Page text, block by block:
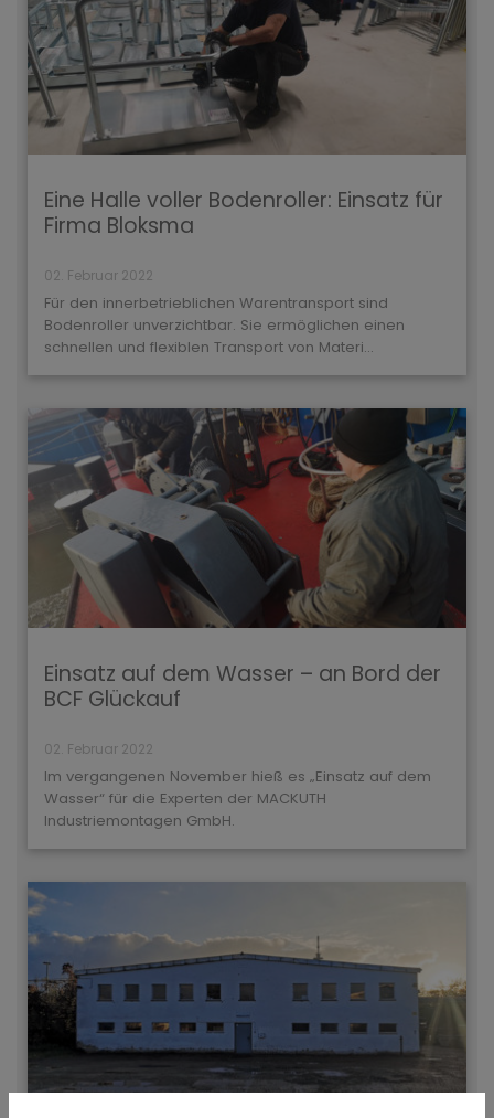
Eine Halle voller Bodenroller: Einsatz für
Firma Bloksma
02. Februar 2022
Für den innerbetrieblichen Warentransport sind
Bodenroller unverzichtbar. Sie ermöglichen einen
schnellen und flexiblen Transport von Materi...
Einsatz auf dem Wasser – an Bord der
BCF Glückauf
02. Februar 2022
Im vergangenen November hieß es „Einsatz auf dem
Wasser“ für die Experten der MACKUTH
Industriemontagen GmbH.